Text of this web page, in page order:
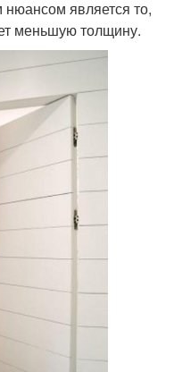
является то,
меньшую толщину.